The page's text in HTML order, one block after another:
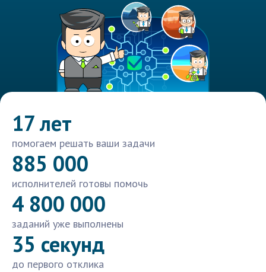
17 лет
помогаем решать ваши задачи
885 000
исполнителей готовы помочь
4 800 000
заданий уже выполнены
35 секунд
до первого отклика